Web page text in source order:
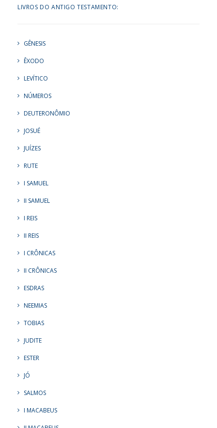
LIVROS DO ANTIGO TESTAMENTO:
GÊNESIS
ÊXODO
LEVÍTICO
NÚMEROS
DEUTERONÔMIO
JOSUÉ
JUÍZES
RUTE
I SAMUEL
II SAMUEL
I REIS
II REIS
I CRÔNICAS
II CRÔNICAS
ESDRAS
NEEMIAS
TOBIAS
JUDITE
ESTER
JÓ
SALMOS
I MACABEUS